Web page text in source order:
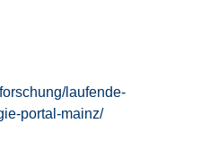
laufende-
portal-mainz/